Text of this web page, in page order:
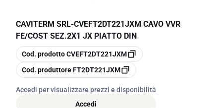
CAVITERM SRL-CVEFT2DT221JXM CAVO VVR
FE/COST SEZ.2X1 JX PIATTO DIN
copia
Cod. prodottoCVEFT2DT221JXM
copia
Cod. produttoreFT2DT221JXM
Accedi per visualizzare prezzi e disponibilità
Accedi